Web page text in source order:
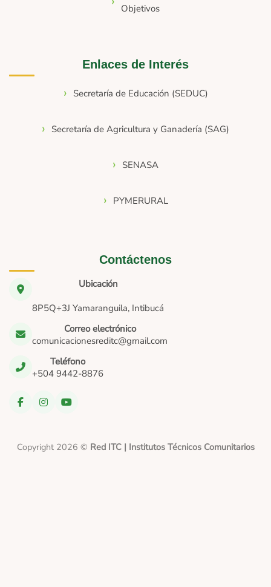
Objetivos
Enlaces de Interés
Secretaría de Educación (SEDUC)
Secretaría de Agricultura y Ganadería (SAG)
SENASA
PYMERURAL
Contáctenos
Ubicación
8P5Q+3J Yamaranguila, Intibucá
Correo electrónico
comunicacionesreditc@gmail.com
Teléfono
+504 9442-8876
Copyright 2026 © Red ITC | Institutos Técnicos Comunitarios